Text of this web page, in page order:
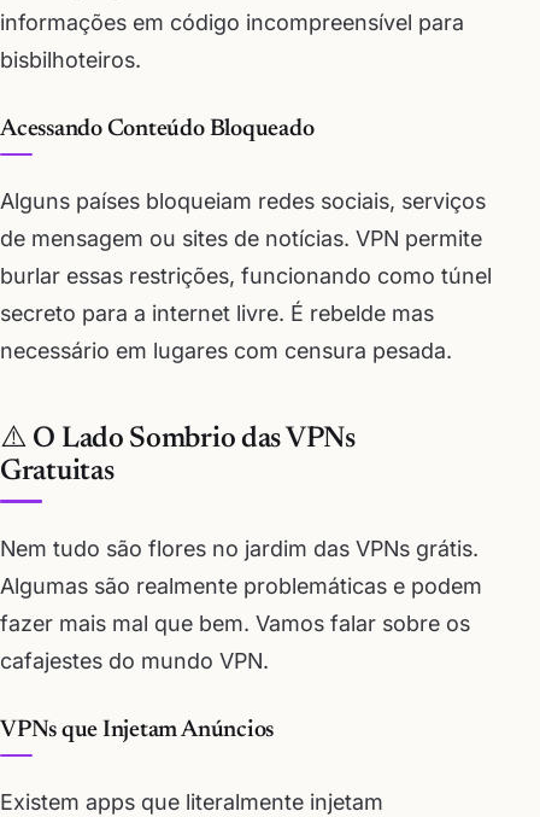
informações em código incompreensível para
bisbilhoteiros.
Acessando Conteúdo Bloqueado
Alguns países bloqueiam redes sociais, serviços
de mensagem ou sites de notícias. VPN permite
burlar essas restrições, funcionando como túnel
secreto para a internet livre. É rebelde mas
necessário em lugares com censura pesada.
⚠️ O Lado Sombrio das VPNs
Gratuitas
Nem tudo são flores no jardim das VPNs grátis.
Algumas são realmente problemáticas e podem
fazer mais mal que bem. Vamos falar sobre os
cafajestes do mundo VPN.
VPNs que Injetam Anúncios
Existem apps que literalmente injetam